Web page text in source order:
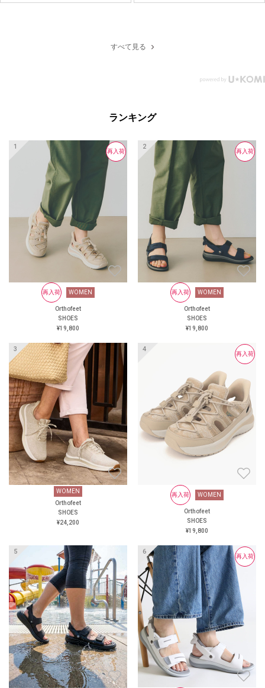
体工学」をバックグラウンド
阪急 オーソフィート鶴屋百貨
#orthofeet #オーソフィート #
ハンズフリーシューズ
#handsfreeshoes #健康投資 #痛
くない靴 #蒸れない靴 #疲れ
にくい靴
をサポート。 汗ばむ季節も1
元を守り、クッション性の高
分好みにカスタムできるパー
で水辺もOKな「カリプソ」
＆「ネプチューン」など、あ
ンストレス」に変える1足を選
ぼう！ ＜直営店舗＞ オーソ
フィート新宿 オーソフィート
伊勢丹立川 オーソフィート
大丸京都店 オーソフィート
阪神 オーソフィート西宮阪急
オーソフィート鶴屋百貨店 ＜
オンラインショップ＞
https://www.orthofeet.jp/
#orthofeet #オーソフィート #
ハンズフリーシューズ
#handsfreeshoes #健康投資 #痛
くない靴 #蒸れない靴 #疲れ
にくい靴
すべて見る
ランキング
再入荷
再入荷 WOMEN
Orthofeet
SHOES
¥19,800
再入荷
再入荷 WOMEN
Orthofeet
SHOES
¥19,800
WOMEN
Orthofeet
SHOES
¥24,200
再入荷
再入荷 WOMEN
Orthofeet
SHOES
¥19,800
再入荷
再入荷
再入荷 WOMEN
Orthofeet
SHOES
¥19,800
WOMEN
Orthofeet
SHOES
¥24,200
再入荷
再入荷 WOMEN
Orthofeet
SHOES
WOMEN
Orthofeet
SHOES
¥19,800
再入荷